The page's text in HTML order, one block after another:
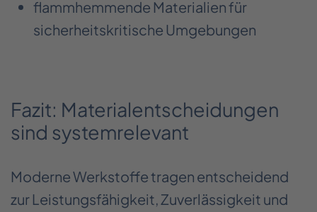
flammhemmende Materialien für
sicherheitskritische Umgebungen
Fazit: Materialentscheidungen
sind systemrelevant
Moderne Werkstoffe tragen entscheidend
zur Leistungsfähigkeit, Zuverlässigkeit und